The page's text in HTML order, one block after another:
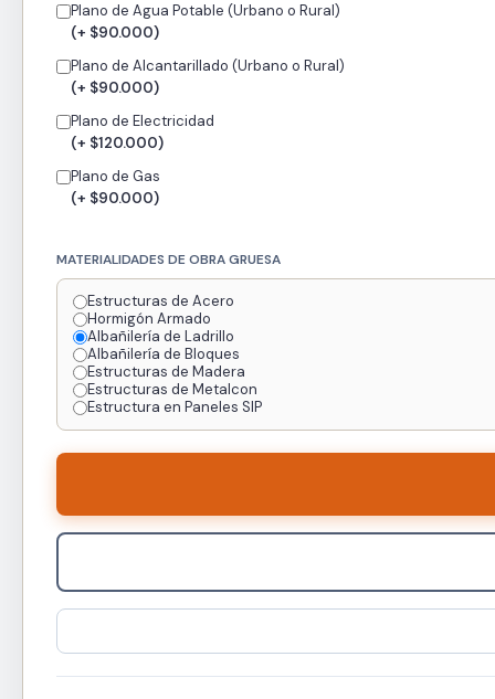
Plano de Agua Potable (Urbano o Rural)
(+ $90.000)
Plano de Alcantarillado (Urbano o Rural)
(+ $90.000)
Plano de Electricidad
(+ $120.000)
Plano de Gas
(+ $90.000)
MATERIALIDADES DE OBRA GRUESA
Estructuras de Acero
Hormigón Armado
Albañilería de Ladrillo
Albañilería de Bloques
Estructuras de Madera
Estructuras de Metalcon
Estructura en Paneles SIP